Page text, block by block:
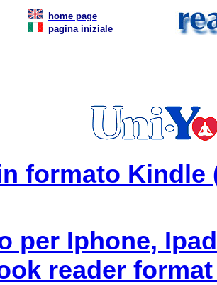
home page
pagina iniziale
formato Kindle
per Iphone,
reader